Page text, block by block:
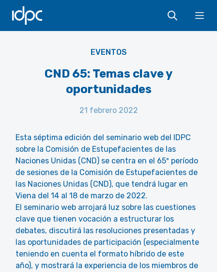
IDPC
EVENTOS
CND 65: Temas clave y
oportunidades
21 febrero 2022
Esta séptima edición del seminario web del IDPC
sobre la Comisión de Estupefacientes de las
Naciones Unidas (CND) se centra en el 65º período
de sesiones de la Comisión de Estupefacientes de
las Naciones Unidas (CND), que tendrá lugar en
Viena del 14 al 18 de marzo de 2022.
El seminario web arrojará luz sobre las cuestiones
clave que tienen vocación a estructurar los
debates, discutirá las resoluciones presentadas y
las oportunidades de participación (especialmente
teniendo en cuenta el formato híbrido de este
año), y mostrará la experiencia de los miembros de